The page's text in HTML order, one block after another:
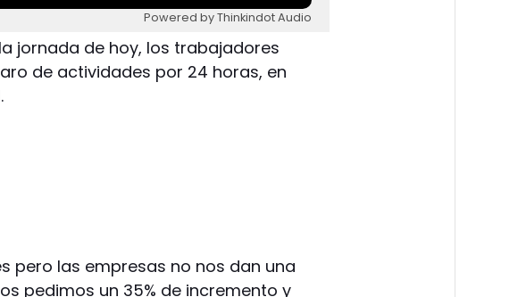
Powered by Thinkindot Audio
jornada de hoy, los trabajadores
de actividades por 24 horas, en
pero las empresas no nos dan una
pedimos un 35% de incremento y